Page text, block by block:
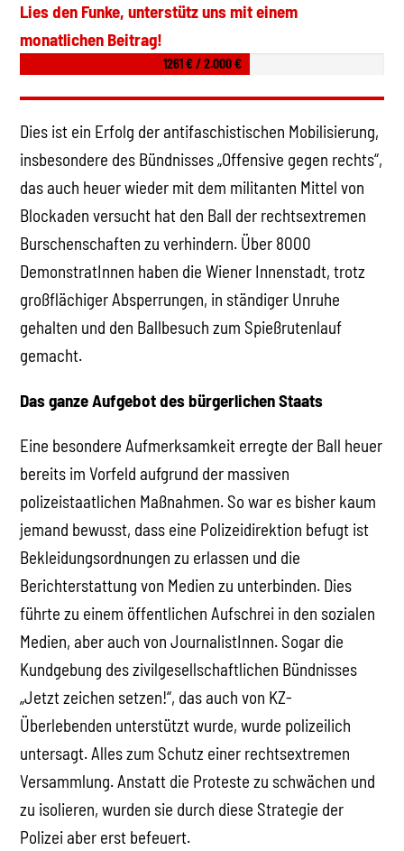
Lies den Funke, unterstütz uns mit einem
monatlichen Beitrag!
1261 € / 2.000 €
Dies ist ein Erfolg der antifaschistischen Mobilisierung,
insbesondere des Bündnisses „Offensive gegen rechts“,
das auch heuer wieder mit dem militanten Mittel von
Blockaden versucht hat den Ball der rechtsextremen
Burschenschaften zu verhindern. Über 8000
DemonstratInnen haben die Wiener Innenstadt, trotz
großflächiger Absperrungen, in ständiger Unruhe
gehalten und den Ballbesuch zum Spießrutenlauf
gemacht.
Das ganze Aufgebot des bürgerlichen Staats
Eine besondere Aufmerksamkeit erregte der Ball heuer
bereits im Vorfeld aufgrund der massiven
polizeistaatlichen Maßnahmen. So war es bisher kaum
jemand bewusst, dass eine Polizeidirektion befugt ist
Bekleidungsordnungen zu erlassen und die
Berichterstattung von Medien zu unterbinden. Dies
führte zu einem öffentlichen Aufschrei in den sozialen
Medien, aber auch von JournalistInnen. Sogar die
Kundgebung des zivilgesellschaftlichen Bündnisses
„Jetzt zeichen setzen!“, das auch von KZ-
Überlebenden unterstützt wurde, wurde polizeilich
untersagt. Alles zum Schutz einer rechtsextremen
Versammlung. Anstatt die Proteste zu schwächen und
zu isolieren, wurden sie durch diese Strategie der
Polizei aber erst befeuert.